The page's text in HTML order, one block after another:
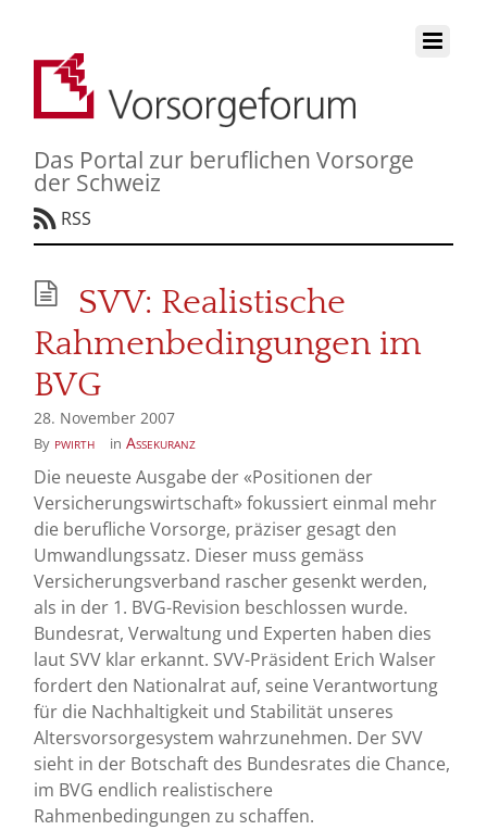
Das Portal zur beruflichen Vorsorge
der Schweiz
RSS
SVV: Realistische
Rahmenbedingungen im
BVG
28. November 2007
By pwirth in Assekuranz
Die neueste Ausgabe der «Positionen der
Versicherungswirtschaft» fokussiert einmal mehr
die berufliche Vorsorge, präziser gesagt den
Umwandlungssatz. Dieser muss gemäss
Versicherungsverband rascher gesenkt werden,
als in der 1. BVG-Revision beschlossen wurde.
Bundesrat, Verwaltung und Experten haben dies
laut SVV klar erkannt. SVV-Präsident Erich Walser
fordert den Nationalrat auf, seine Verantwortung
für die Nachhaltigkeit und Stabilität unseres
Altersvorsorgesystem wahrzunehmen. Der SVV
sieht in der Botschaft des Bundesrates die Chance,
im BVG endlich realistischere
Rahmenbedingungen zu schaffen.